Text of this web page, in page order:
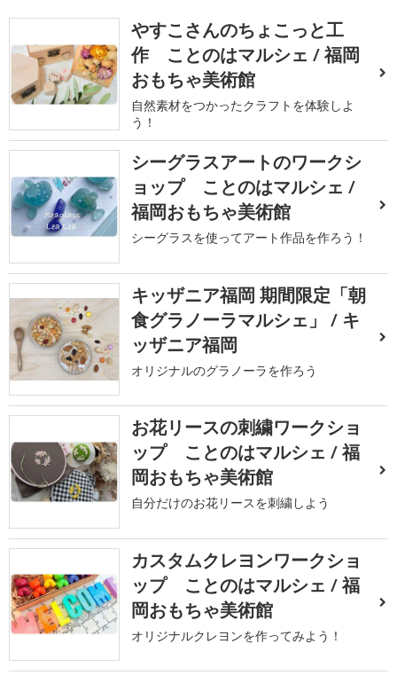
やすこさんのちょこっと工
作 ことのはマルシェ / 福岡
おもちゃ美術館
自然素材をつかったクラフトを体験しよ
う！
シーグラスアートのワークシ
ョップ ことのはマルシェ /
福岡おもちゃ美術館
シーグラスを使ってアート作品を作ろう！
キッザニア福岡 期間限定「朝
食グラノーラマルシェ」 / キ
ッザニア福岡
オリジナルのグラノーラを作ろう
お花リースの刺繍ワークショ
ップ ことのはマルシェ / 福
岡おもちゃ美術館
自分だけのお花リースを刺繍しよう
カスタムクレヨンワークショ
ップ ことのはマルシェ / 福
岡おもちゃ美術館
オリジナルクレヨンを作ってみよう！